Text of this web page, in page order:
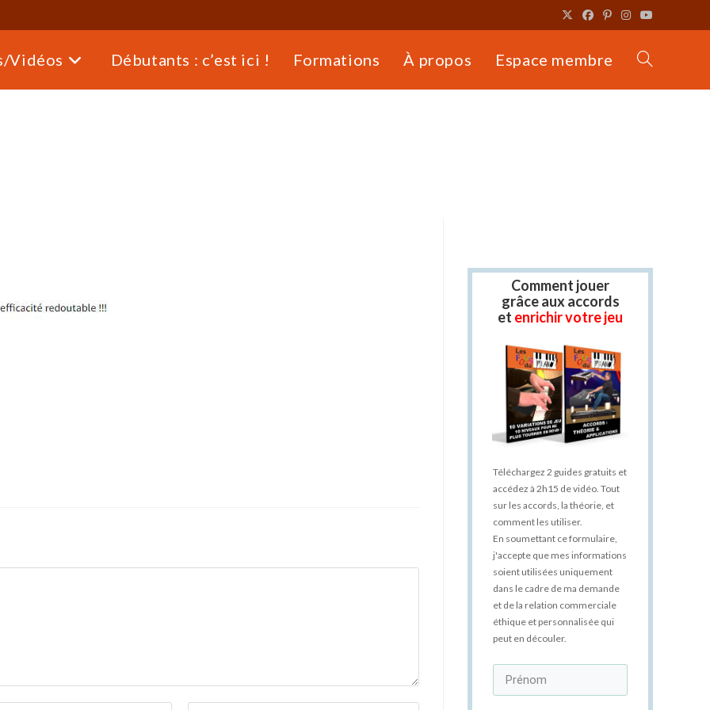
Vidéos Débutants : c’est ici ! Formations À propos Espace membre Toggle
Comment jouer
grâce aux accords
et enrichir votre jeu
Téléchargez 2 guides gratuits et
accédez à 2h15 de vidéo. Tout
sur les accords, la théorie, et
comment les utiliser.
En soumettant ce formulaire,
j'accepte que mes informations
soient utilisées uniquement
dans le cadre de ma demande
et de la relation commerciale
éthique et personnalisée qui
peut en découler.